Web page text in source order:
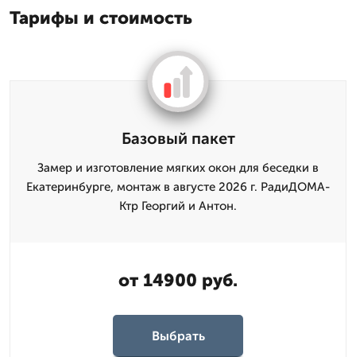
Тарифы и стоимость
Базовый пакет
Замер и изготовление мягких окон для беседки в
Екатеринбурге, монтаж в августе 2026 г. РадиДОМА-
Ктр Георгий и Антон.
от 14900 руб.
Выбрать